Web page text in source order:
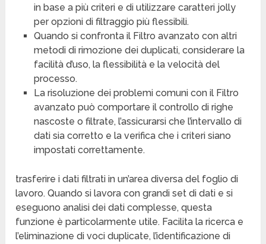
in base a più criteri e di utilizzare caratteri jolly
per opzioni di filtraggio più flessibili.
Quando si confronta il Filtro avanzato con altri
metodi di rimozione dei duplicati, considerare la
facilità d’uso, la flessibilità e la velocità del
processo.
La risoluzione dei problemi comuni con il Filtro
avanzato può comportare il controllo di righe
nascoste o filtrate, l’assicurarsi che l’intervallo di
dati sia corretto e la verifica che i criteri siano
impostati correttamente.
trasferire i dati filtrati in un’area diversa del foglio di
lavoro. Quando si lavora con grandi set di dati e si
eseguono analisi dei dati complesse, questa
funzione è particolarmente utile. Facilita la ricerca e
l’eliminazione di voci duplicate, l’identificazione di